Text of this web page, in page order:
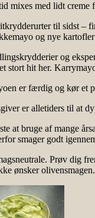
mixes med lidt creme
til sidst –
og nye
og
stort hit her.
er færdig og kør et
er alletiders til at
at bruge af mange
smager godt
Prøv dig
ønsker olivensmagen.